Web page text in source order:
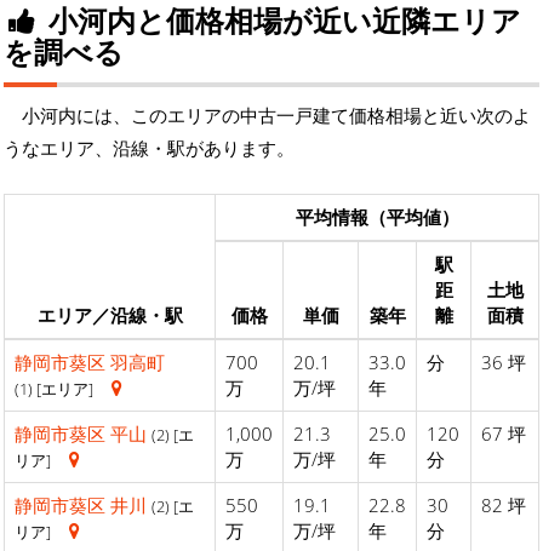
小河内と価格相場が近い近隣エリア
を調べる
小河内には、このエリアの中古一戸建て価格相場と近い次のよ
うなエリア、沿線・駅があります。
エリア／沿線・駅
平均情報（平均値）
価格 単価 築年
駅
距
離
土地
面積
静岡市葵区 羽高町
(1) [エリア]
700
万
20.1
万/坪
33.0
年
分 36 坪
静岡市葵区 平山 (2) [エ
リア]
1,000
万
21.3
万/坪
25.0
年
120
分
67 坪
静岡市葵区 井川 (2) [エ
リア]
550
万
19.1
万/坪
22.8
年
30
分
82 坪